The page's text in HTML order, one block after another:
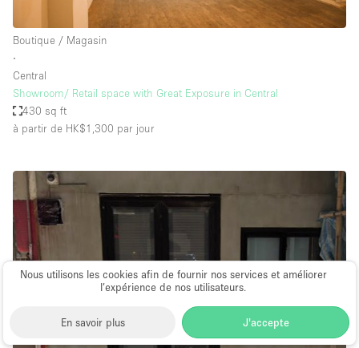
Nous utilisons les cookies afin de fournir nos services et améliorer
l’expérience de nos utilisateurs.
En savoir plus J'accepte
Boutique / Magasin
∙
Central
Showroom/ Retail space with Great Exposure in Central
430 sq ft
à partir de HK$1,300 par jour